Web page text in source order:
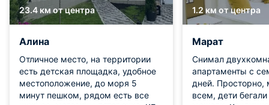
23.4 км от центра
Алина
Отличное место, на территории
есть детская площадка, удобное
местоположение, до моря 5
минут пешком, рядом есть все
1.2 км от центра
Марат
Снимал
апартаменты с
дней. Просторно,
всем, дети